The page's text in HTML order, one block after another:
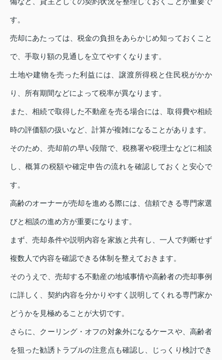
す。
売却にあたっては、税金の負担をあらかじめ知っておくこと
で、手取り額の見通しを立てやすくなります。
土地や建物を売った利益には、譲渡所得税と住民税がかか
り、所有期間などによって税率が異なります。
また、相続で取得した不動産を売る場合には、取得費や相続
時の評価額の扱いなど、計算が複雑になることがあります。
そのため、売却前の早い段階で、税務署や税理士などに相談
し、概算の税額や確定申告の流れを確認しておくと安心で
す。
高齢のオーナーが売却を進める際には、信頼できる専門家選
びと相談の進め方が重要になります。
まず、売却条件や説明内容を家族と共有し、一人で判断せず
複数人で内容を確認できる体制を整えておきます。
そのうえで、売却する不動産の地域事情や高齢者の売却事例
に詳しく、契約内容を分かりやすく説明してくれる専門家か
どうかを見極めることが大切です。
さらに、クーリング・オフの対象外になるケースや、高齢者
を狙った勧誘トラブルの注意点も確認し、じっくり検討でき